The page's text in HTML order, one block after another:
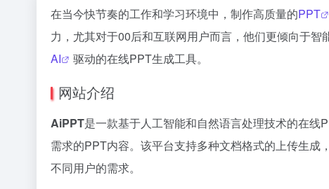
在当今快节奏的工作和学习环境中，制作高质量的PPT
力，尤其对于00后和互联网用户而言，他们更倾向于智
AI
驱动的在线PPT生成工具。
网站介绍
AiPPT是一款基于人工智能和自然语言处理技术的在
需求的PPT内容。该平台支持多种文档格式的上传生
不同用户的需求。